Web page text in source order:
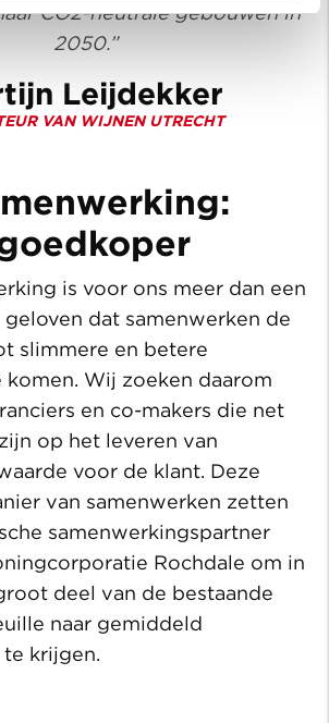
CO2-neutrale gebouwen in
2050.”
Leijdekker
VAN WIJNEN UTRECHT
is voor ons meer dan een
dat samenwerken de
slimmere en betere
Wij zoeken daarom
en co-makers die net
op het leveren van
voor de klant. Deze
van samenwerken zetten
samenwerkingspartner
Rochdale om in
deel van de bestaande
naar gemiddeld
krijgen.